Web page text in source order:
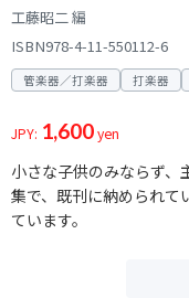
工藤昭二 編
ISBN978-4-11-550112-6
管楽器／打楽器 打楽器
JPY: 1,600yen
小さな子供のみならず、
集で、既刊に納められて
ています。